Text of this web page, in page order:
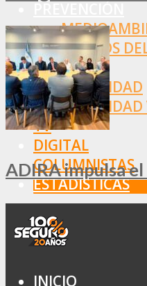
RIESGOS
SALUD
SEGURIDAD
TV
DIGITAL
COLUMNISTAS
ESTADÍSTICAS
ADIRA impulsa
INICIO